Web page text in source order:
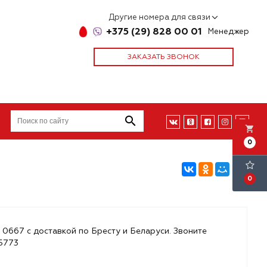
Другие номера для связи
+375 (29) 828 00 01 Менеджер
ЗАКАЗАТЬ ЗВОНОК
local_grocery_store
0
0
с доставкой по Бресту и Беларуси. Звоните